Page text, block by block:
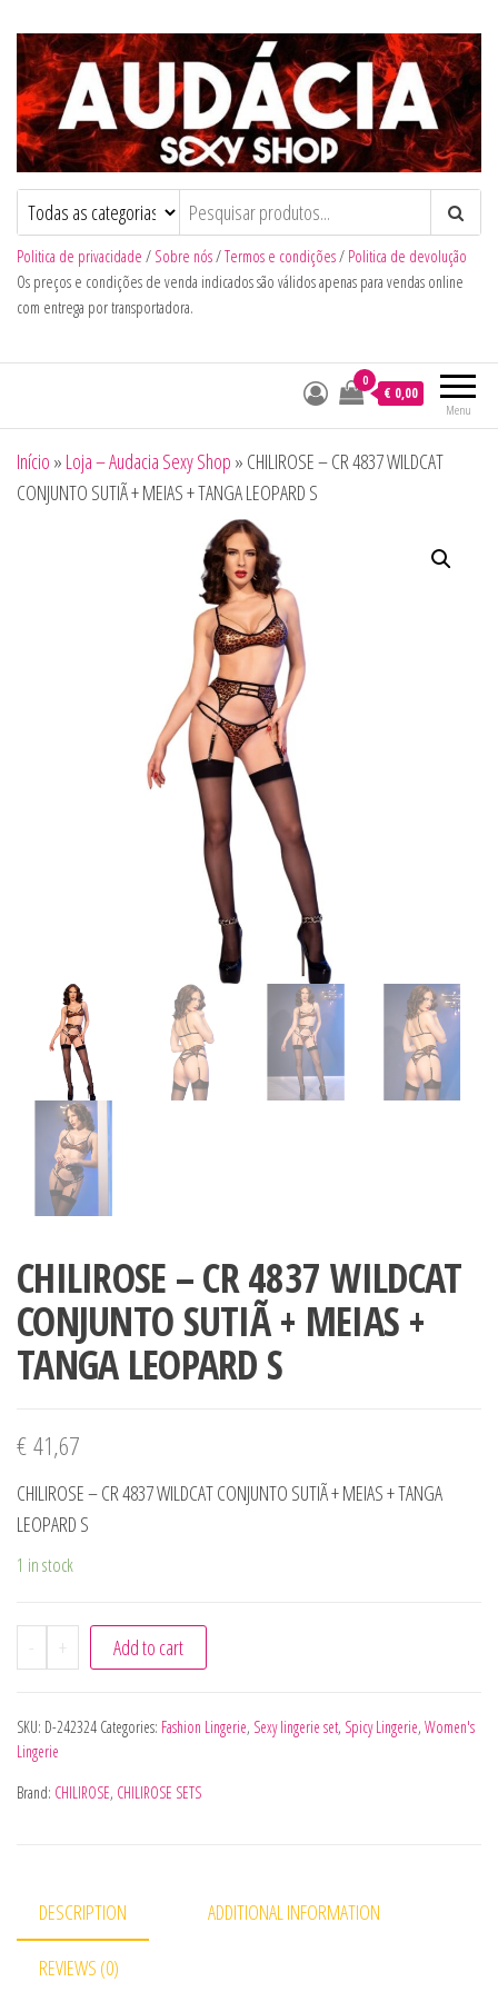
Audacia Sexy Shop
Politica de privacidade / Sobre nós/Termos e condições/ Politica de devolução
Os preços e condições de venda indicados são válidos apenas para vendas online
com entrega por transportadora.
Menu
0
€ 0,00
Início » Loja – Audacia Sexy Shop » CHILIROSE – CR 4837 WILDCAT
CONJUNTO SUTIÃ + MEIAS + TANGA LEOPARD S
CHILIROSE – CR 4837 WILDCAT
CONJUNTO SUTIÃ + MEIAS +
TANGA LEOPARD S
€41,67
CHILIROSE – CR 4837 WILDCAT CONJUNTO SUTIÃ + MEIAS + TANGA
LEOPARD S
1 in stock
- + Add to cart
SKU: D-242324 Categories: Fashion Lingerie, Sexy lingerie set, Spicy Lingerie, Women's
Lingerie
Brand: CHILIROSE, CHILIROSE SETS
DESCRIPTION ADDITIONAL INFORMATION
REVIEWS (0)